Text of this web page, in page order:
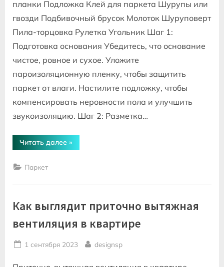
планки Подложка Клей для паркета Шурупы или
гвозди Подбивочный брусок Молоток Шуруповерт
Пила-торцовка Рулетка Угольник Шаг 1:
Подготовка основания Убедитесь, что основание
чистое, ровное и сухое. Уложите
пароизоляционную пленку, чтобы защитить
паркет от влаги. Настилите подложку, чтобы
компенсировать неровности пола и улучшить
звукоизоляцию. Шаг 2: Разметка…
Читать далее “Укладка
паркета
»
Паркет
Как выглядит приточно вытяжная
вентиляция в квартире
Posted
1 сентября 2023 By
designsp